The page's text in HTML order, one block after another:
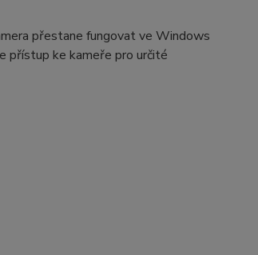
přestane fungovat ve Windows
přístup ke kameře pro určité